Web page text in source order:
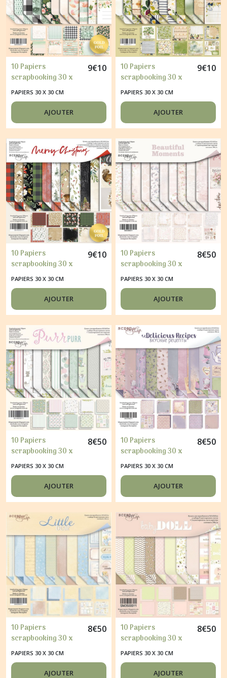
10 Papiers
scrapbooking 30 x
30 cm album faire
part carte Scrapmir
PEACHES & CREAM
9€10
PAPIERS 30 X 30 CM
AJOUTER
10 Papiers
scrapbooking 30 x
30 cm album faire
part carte Scrapmir
FAMILY TREE
9€10
PAPIERS 30 X 30 CM
AJOUTER
10 Papiers
scrapbooking 30 x
30 cm album faire
part carte Scrapmir
MERRY CHRISTMAS
9€10
PAPIERS 30 X 30 CM
AJOUTER
10 Papiers
scrapbooking 30 x
30 cm album faire
part carte Scrapmir
BEAUTIFUL MOMENTS
8€50
PAPIERS 30 X 30 CM
AJOUTER
10 Papiers
scrapbooking 30 x
30 cm album faire
part carte Scrapmir
PURR PURR
8€50
PAPIERS 30 X 30 CM
AJOUTER
10 Papiers
scrapbooking 30 x
30 cm album faire
part carte Scrapmir
DELICIOUS RECIPES
8€50
PAPIERS 30 X 30 CM
AJOUTER
10 Papiers
scrapbooking 30 x
30 cm album faire
part carte Scrapmir
LITTLE BEAR
8€50
PAPIERS 30 X 30 CM
AJOUTER
10 Papiers
scrapbooking 30 x
30 cm album faire
part carte Scrapmir
BABY DOLL
8€50
PAPIERS 30 X 30 CM
AJOUTER